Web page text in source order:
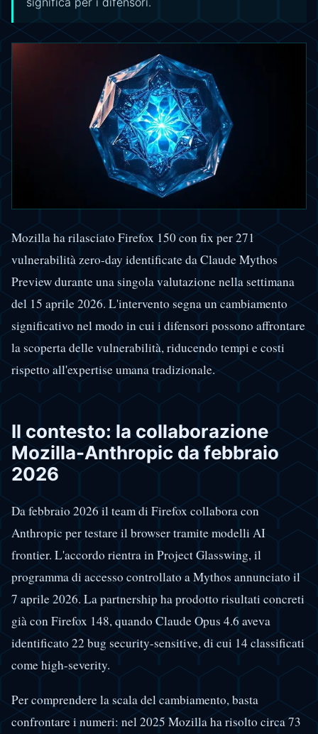
Mozilla ha rilasciato Firefox 150 con fix per 271
vulnerabilità zero-day identificate da Claude Mythos
Preview durante una singola valutazione nella settimana
del 15 aprile 2026. L'intervento segna un cambiamento
significativo nel modo in cui i difensori possono affrontare
la scoperta delle vulnerabilità, riducendo tempi e costi
rispetto all'expertise umana tradizionale.
Il contesto: la collaborazione
Mozilla-Anthropic da febbraio
2026
Da febbraio 2026 il team di Firefox collabora con
Anthropic per testare il browser tramite modelli AI
frontier. L'accordo rientra in Project Glasswing, il
programma di accesso controllato a Mythos annunciato il
7 aprile 2026. La partnership ha prodotto risultati concreti
già con Firefox 148, quando Claude Opus 4.6 aveva
identificato 22 bug security-sensitive, di cui 14 classificati
come high-severity.
Per comprendere la scala del cambiamento, basta
confrontare i numeri: nel 2025 Mozilla ha risolto circa 73